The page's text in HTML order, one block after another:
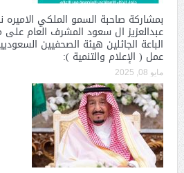
بمشاركة صاحبة السمو الملكي
عبدالعزيز ال سعود المشرف العام
الباعة الجائلين هيئة الصحفيين
عمل ( الإعلام والتنمية ):
مايو 08, 2025